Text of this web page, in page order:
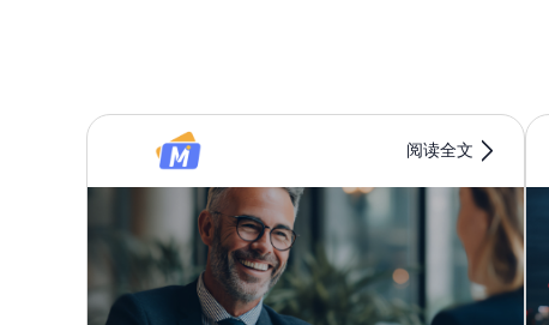
5
6
6
7
阅读全文